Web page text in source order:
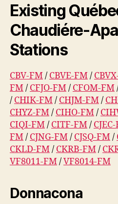
Existing
Chaudiére-
Stations
CBV-FM/ CBVE-FM/
FM/ CFJO-FM/ CFOM-FM
/ CHIK-FM/ CHJM-FM/
CHYZ-FM/ CIHO-FM/
CIQI-FM/ CITF-FM/
FM/ CJNG-FM/ CJSQ-FM/
CKLD-FM/ CKRB-FM/
VF8011-FM/VF8014-FM
Donnacona